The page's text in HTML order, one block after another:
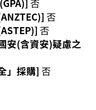
否
否
否
安(含資安)疑慮之
」採購] 否